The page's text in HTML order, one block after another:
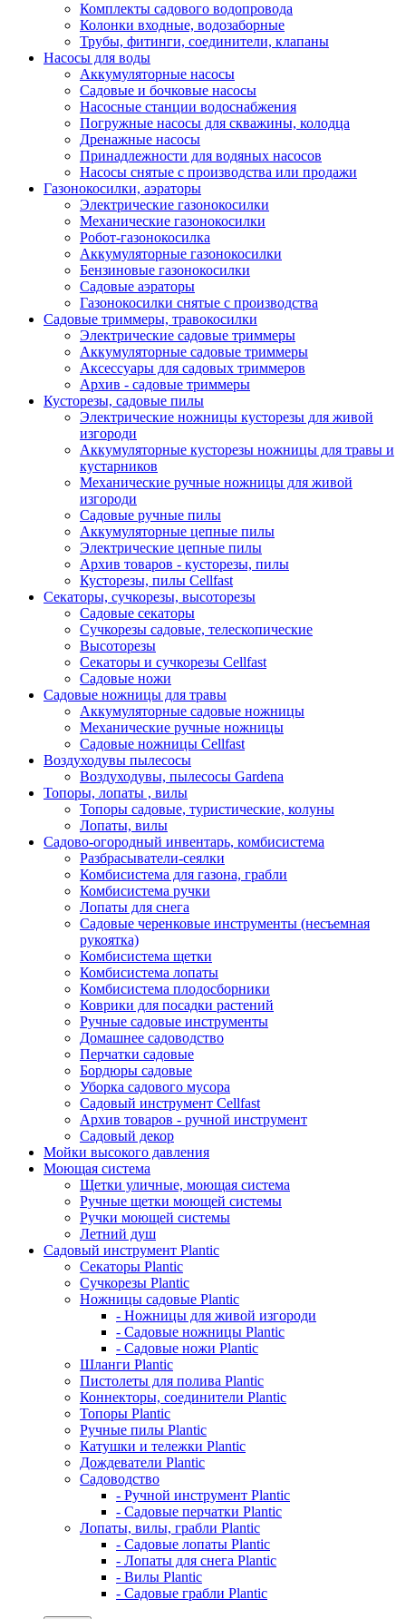
Комплекты садового водопровода
Колонки входные, водозаборные
Трубы, фитинги, соединители, клапаны
Насосы для воды
Аккумуляторные насосы
Садовые и бочковые насосы
Насосные станции водоснабжения
Погружные насосы для скважины, колодца
Дренажные насосы
Принадлежности для водяных насосов
Насосы снятые с производства или продажи
Газонокосилки, аэраторы
Электрические газонокосилки
Механические газонокосилки
Робот-газонокосилка
Аккумуляторные газонокосилки
Бензиновые газонокосилки
Садовые аэраторы
Газонокосилки снятые с производства
Садовые триммеры, травокосилки
Электрические садовые триммеры
Аккумуляторные садовые триммеры
Аксессуары для садовых триммеров
Архив - садовые триммеры
Кусторезы, садовые пилы
Электрические ножницы кусторезы для живой
изгороди
Аккумуляторные кусторезы ножницы для травы и
кустарников
Механические ручные ножницы для живой
изгороди
Садовые ручные пилы
Аккумуляторные цепные пилы
Электрические цепные пилы
Архив товаров - кусторезы, пилы
Кусторезы, пилы Cellfast
Секаторы, сучкорезы, высоторезы
Садовые секаторы
Сучкорезы садовые, телескопические
Высоторезы
Секаторы и сучкорезы Cellfast
Садовые ножи
Садовые ножницы для травы
Аккумуляторные садовые ножницы
Механические ручные ножницы
Садовые ножницы Cellfast
Воздуходувы пылесосы
Воздуходувы, пылесосы Gardena
Топоры, лопаты , вилы
Топоры садовые, туристические, колуны
Лопаты, вилы
Садово-огородный инвентарь, комбисистема
Разбрасыватели-сеялки
Комбисистема для газона, грабли
Комбисистема ручки
Лопаты для снега
Садовые черенковые инструменты (несъемная
рукоятка)
Комбисистема щетки
Комбисистема лопаты
Комбисистема плодосборники
Коврики для посадки растений
Ручные садовые инструменты
Домашнее садоводство
Перчатки садовые
Бордюры садовые
Уборка садового мусора
Садовый инструмент Cellfast
Архив товаров - ручной инструмент
Садовый декор
Мойки высокого давления
Моющая система
Щетки уличные, моющая система
Ручные щетки моющей системы
Ручки моющей системы
Летний душ
Садовый инструмент Plantic
Секаторы Plantic
Сучкорезы Plantic
Ножницы садовые Plantic
- Ножницы для живой изгороди
- Садовые ножницы Plantic
- Садовые ножи Plantic
Шланги Plantic
Пистолеты для полива Plantic
Коннекторы, соединители Plantic
Топоры Plantic
Ручные пилы Plantic
Катушки и тележки Plantic
Дождеватели Plantic
Садоводство
- Ручной инструмент Plantic
- Садовые перчатки Plantic
Лопаты, вилы, грабли Plantic
- Садовые лопаты Plantic
- Лопаты для снега Plantic
- Вилы Plantic
- Садовые грабли Plantic